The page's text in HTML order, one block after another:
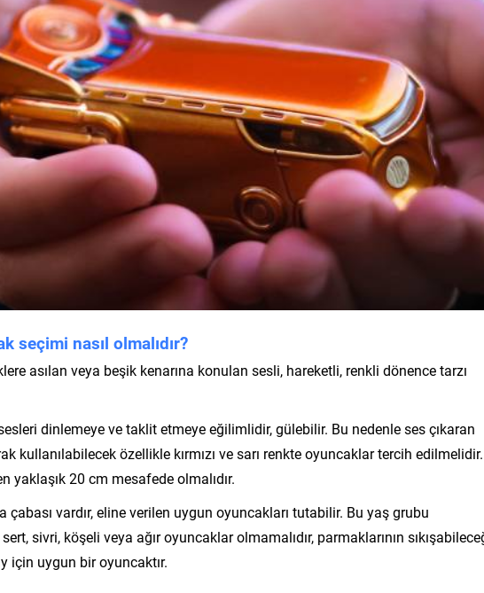
seçimi nasıl olmalıdır?
asılan veya beşik kenarına konulan sesli, hareketli, renkli dönence tarzı
dinlemeye ve taklit etmeye eğilimlidir, gülebilir. Bu nedenle ses çıkaran
kullanılabilecek özellikle kırmızı ve sarı renkte oyuncaklar tercih edilmelidir.
yaklaşık 20 cm mesafede olmalıdır.
vardır, eline verilen uygun oyuncakları tutabilir. Bu yaş grubu
sivri, köşeli veya ağır oyuncaklar olmamalıdır, parmaklarının
için uygun bir oyuncaktır.